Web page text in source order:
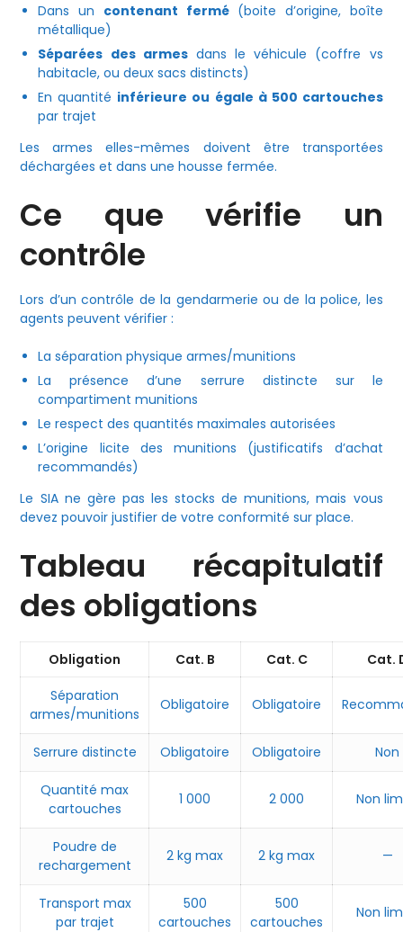
Dans un contenant fermé(boite d’origine, boîte
métallique)
Séparées des armesdans le véhicule (coffre vs
habitacle, ou deux sacs distincts)
En quantité inférieure ou égale à 500 cartouches
par trajet
Les armes elles-mêmes doivent être transportées
déchargées et dans une housse fermée.
Ce que vérifie un
contrôle
Lors d’un contrôle de la gendarmerie ou de la police, les
agents peuvent vérifier :
La séparation physique armes/munitions
La présence d’une serrure distincte sur le
compartiment munitions
Le respect des quantités maximales autorisées
L’origine licite des munitions (justificatifs d’achat
recommandés)
Le SIA ne gère pas les stocks de munitions, mais vous
devez pouvoir justifier de votre conformité sur place.
Tableau récapitulatif
des obligations
Obligation Cat. B Cat. C
Cat.
Séparation
armes/munitions
Obligatoire Obligatoire
Serrure distincte Obligatoire Obligatoire Non
Quantité max
cartouches
1 000 2 000 Non
Poudre de
rechargement
2 kg max 2 kg max —
Transport max
par trajet
500
cartouches
500
cartouches
Non